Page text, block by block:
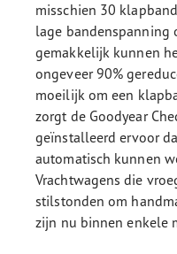
misschien 30
lage
gemakkelijk kunnen
ongeveer 90%
moeilijk om een
zorgt de Goodyear
geïnstalleerd ervoor
automatisch kunnen
Vrachtwagens die
stilstonden om
zijn nu binnen enkele